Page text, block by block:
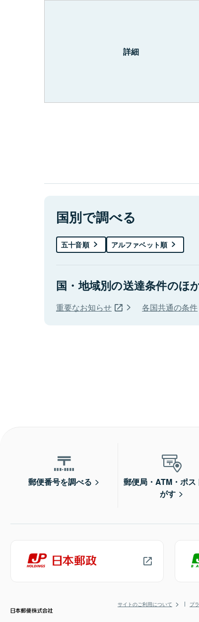
詳細
国別で調べる
五十音順 アルファベット順
国・地域別の送達条件のほ
重要なお知らせ 各国共通の条件
郵便番号を調べる
郵便局・ATM・ポス
がす
サイトのご利用について プ